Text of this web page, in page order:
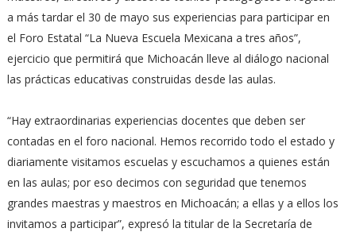
a más tardar el 30 de mayo sus experiencias para participar en
el Foro Estatal “La Nueva Escuela Mexicana a tres años”,
ejercicio que permitirá que Michoacán lleve al diálogo nacional
las prácticas educativas construidas desde las aulas.
“Hay extraordinarias experiencias docentes que deben ser
contadas en el foro nacional. Hemos recorrido todo el estado y
diariamente visitamos escuelas y escuchamos a quienes están
en las aulas; por eso decimos con seguridad que tenemos
grandes maestras y maestros en Michoacán; a ellas y a ellos los
invitamos a participar”, expresó la titular de la Secretaría de